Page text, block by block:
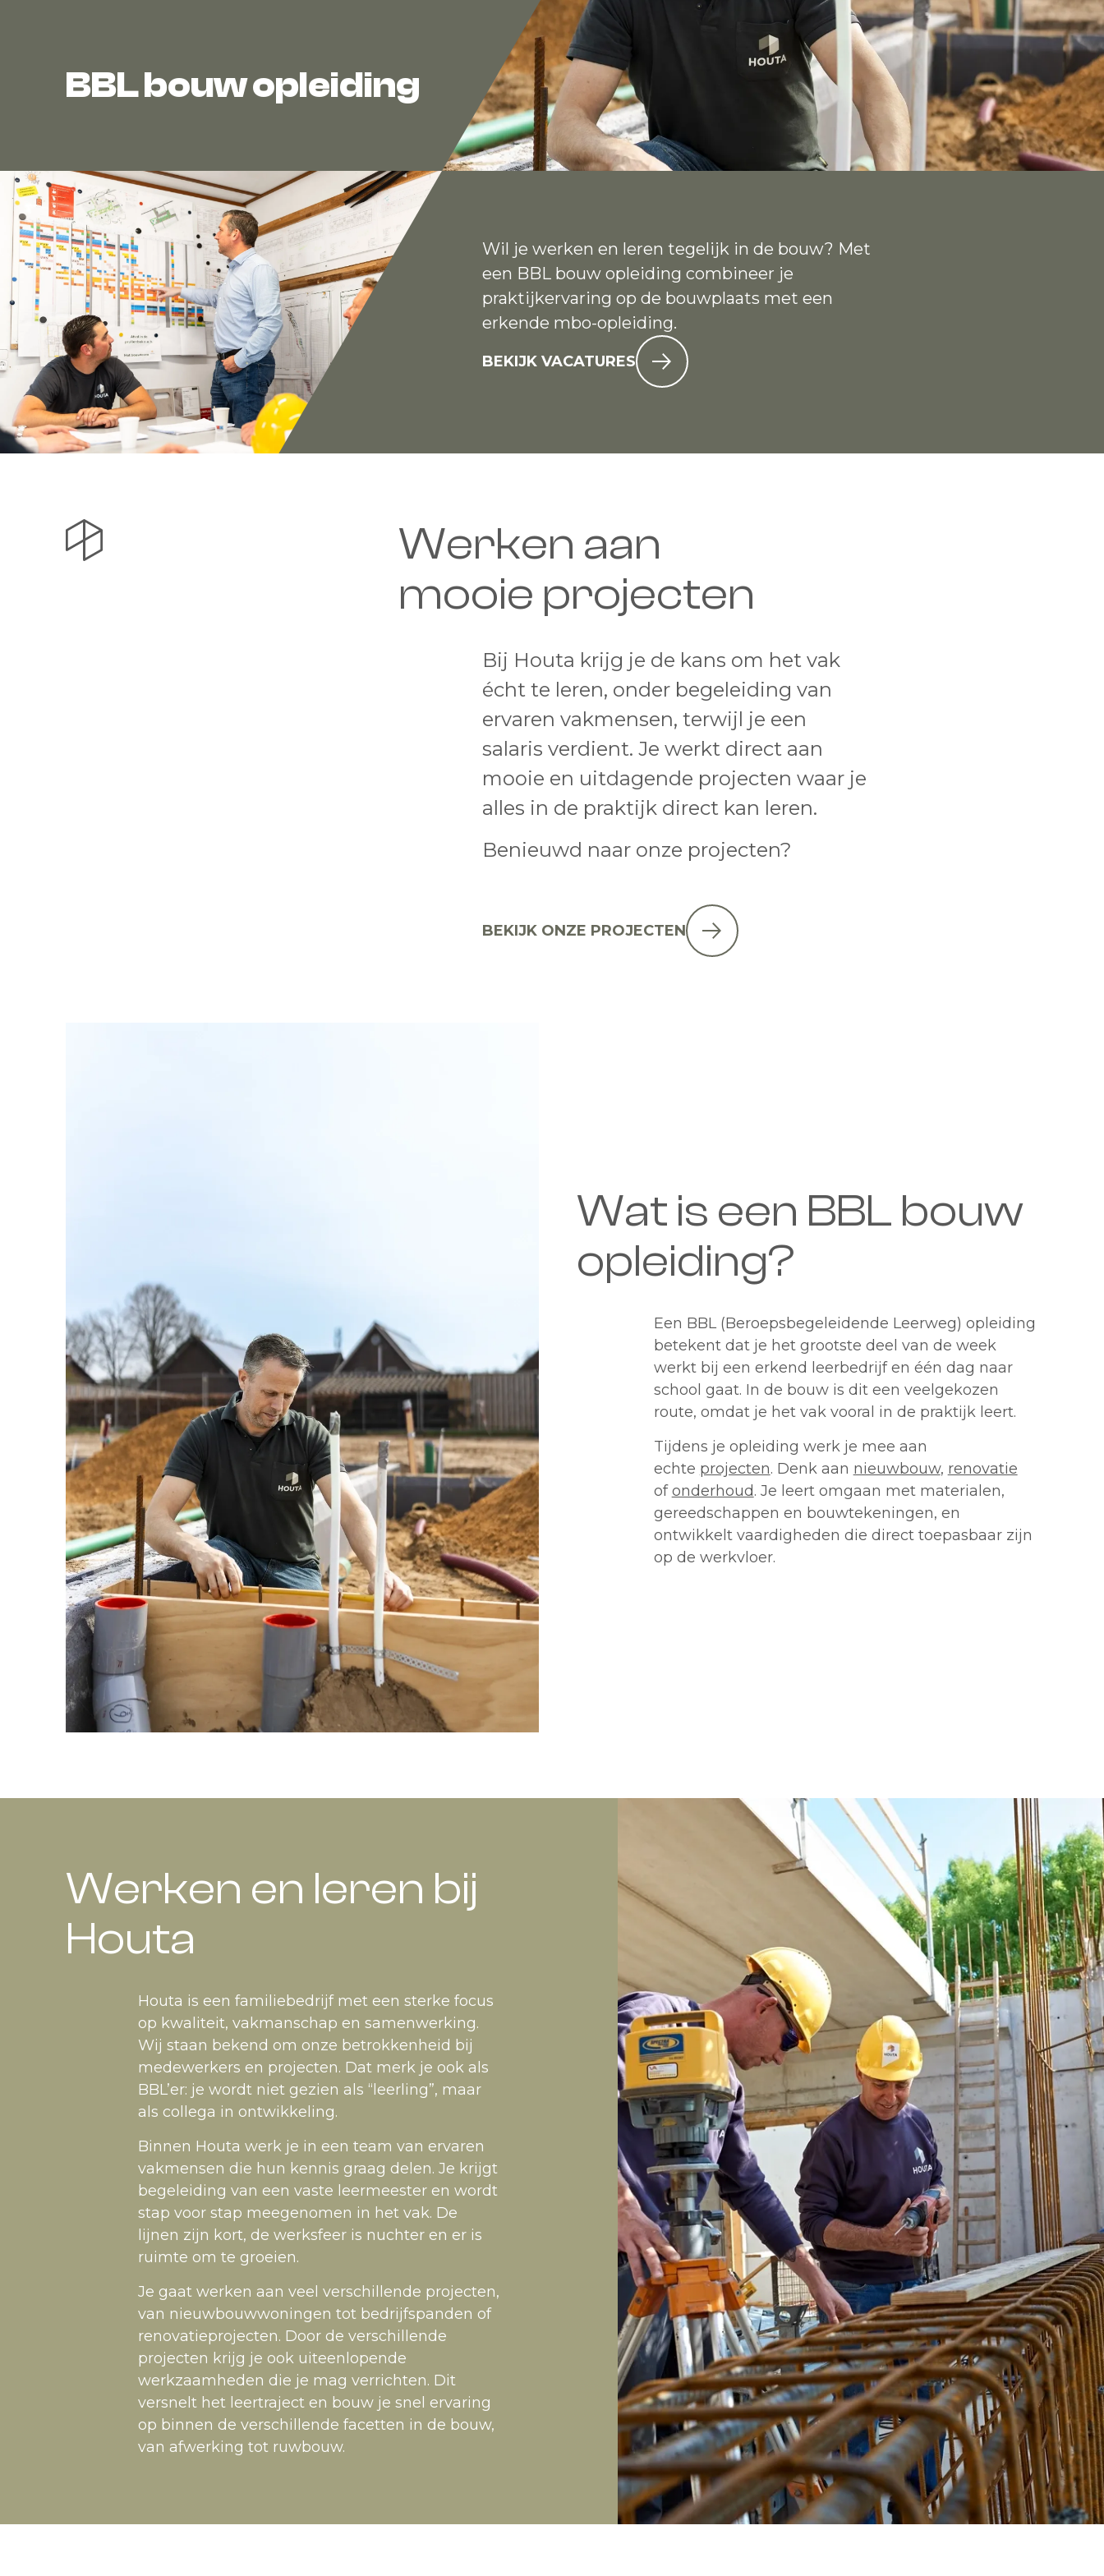
BBL bouw opleiding
Wil je werken en leren tegelijk in de bouw? Met
een BBL bouw opleiding combineer je
praktijkervaring op de bouwplaats met een
erkende mbo-opleiding.
BEKIJK VACATURES
Werken aan
mooie projecten
Bij Houta krijg je de kans om het vak
écht te leren, onder begeleiding van
ervaren vakmensen, terwijl je een
salaris verdient. Je werkt direct aan
mooie en uitdagende projecten waar je
alles in de praktijk direct kan leren.
Benieuwd naar onze projecten?
BEKIJK ONZE PROJECTEN
Wat is een BBL bouw
opleiding?
Een BBL (Beroepsbegeleidende Leerweg) opleiding
betekent dat je het grootste deel van de week
werkt bij een erkend leerbedrijf en één dag naar
school gaat. In de bouw is dit een veelgekozen
route, omdat je het vak vooral in de praktijk leert.
Tijdens je opleiding werk je mee aan
echte projecten. Denk aan nieuwbouw, renovatie
ofonderhoud. Je leert omgaan met materialen,
gereedschappen en bouwtekeningen, en
ontwikkelt vaardigheden die direct toepasbaar zijn
op de werkvloer.
Werken en leren bij
Houta
Houta is een familiebedrijf met een sterke focus
op kwaliteit, vakmanschap en samenwerking.
Wij staan bekend om onze betrokkenheid bij
medewerkers en projecten. Dat merk je ook als
BBL’er: je wordt niet gezien als “leerling”, maar
als collega in ontwikkeling.
Binnen Houta werk je in een team van ervaren
vakmensen die hun kennis graag delen. Je krijgt
begeleiding van een vaste leermeester en wordt
stap voor stap meegenomen in het vak. De
lijnen zijn kort, de werksfeer is nuchter en er is
ruimte om te groeien.
Je gaat werken aan veel verschillende projecten,
van nieuwbouwwoningen tot bedrijfspanden of
renovatieprojecten. Door de verschillende
projecten krijg je ook uiteenlopende
werkzaamheden die je mag verrichten. Dit
versnelt het leertraject en bouw je snel ervaring
op binnen de verschillende facetten in de bouw,
van afwerking tot ruwbouw.